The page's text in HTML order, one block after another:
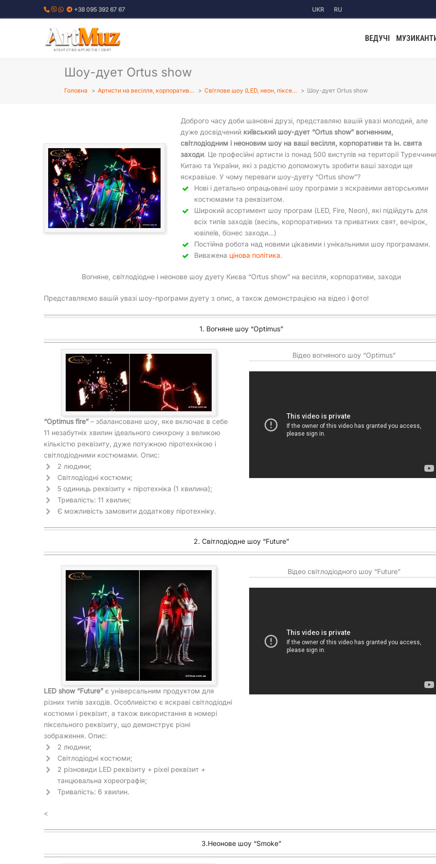
до
+38 095 392 67 67 UKR RU
АГЕНТСТВО АРТИСТІВ І СВЯТ
ВЕДУЧІ
Шоу-дует Ortus show
Головна Артисти на весілля, корпоратив… Світлове шоу (LED, неон, піксе… Шоу-дует Ortus show
Доброго часу доби шановні друзі, представляю вашій увазі молодий, але
дуже досвідчений київський шоу-дует “Ortus show” вогненним,
світлодіодним і неоновим шоу на ваші весілля, корпоративи та ін. свята
заходи. Це професійні артисти із понад 500 виступів на території Туреччини,
Китаю та України, які з радістю допоможуть зробити ваші заходи ще
яскравіше. У чому переваги шоу-дуету “Ortus show”?
Нові і детально опрацьовані шоу програми з яскравими авторськими
костюмами та реквізитом.
Широкий асортимент шоу програм (LED, Fire, Neon), які підійдуть для
всіх типів заходів (весіль, корпоративних та приватних свят, вечірок,
ювілеїв, бізнес заходи…)
Постійна робота над новими цікавими і унікальними шоу програмами.
Виважена цінова політика.
Вогняне, світлодіодне і неонове шоу дуету Києва “Ortus show” на весілля, корпоративи, заходи
Представляємо вашій увазі шоу-програми дуету з опис, а також демонстрацією на відео і фото!
1. Вогняне шоу “Optimus”
“Optimus fire” – збалансоване шоу, яке включає в себе
11 незабутніх хвилин ідеального синхрону з великою
кількістю реквізиту, дуже потужною піротехнікою і
світлодіодними костюмами. Опис:
2 людини;
Світлодіодні костюми;
5 одиниць реквізиту + піротехніка (1 хвилина);
Тривалість: 11 хвилин;
Є можливість замовити додаткову піротехніку.
Відео вогняного шоу “Optimus”
2. Світлодіодне шоу “Future”
LED show “Future” є універсальним продуктом для
різних типів заходів. Особливістю є яскраві світлодіодні
костюми і реквізит, а також використання в номері
піксельного реквізиту, що демонструє різні
зображення. Опис:
2 людини;
Світлодіодні костюми;
2 різновиди LED реквізиту + pixel реквізит +
танцювальна хореографія;
Тривалість: 6 хвилин.
Відео світлодіодного шоу “Future”
<
3.Неонове шоу “Smoke”